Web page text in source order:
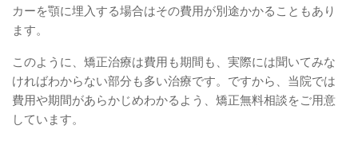
カーを顎に埋入する場合はその費用が別途かかることもあり
ます。
このように、矯正治療は費用も期間も、実際には聞いてみな
ければわからない部分も多い治療です。ですから、当院では
費用や期間があらかじめわかるよう、矯正無料相談をご用意
しています。